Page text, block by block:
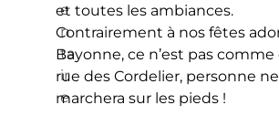
e
n
ta
ir
e
et toutes les ambiances.
Contrairement à nos fêtes
Bayonne, ce n’est pas comme
rue des Cordelier, personne
marchera sur les pieds !